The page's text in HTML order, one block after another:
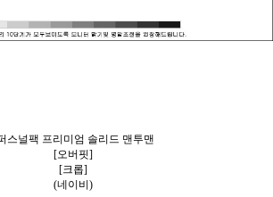
스널팩 프리미엄 솔리드 맨투맨
[오버핏]
[크롭]
(네이비)